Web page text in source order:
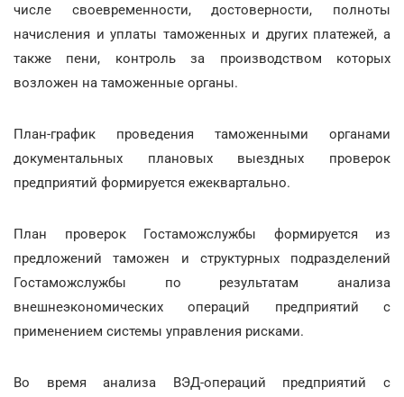
числе своевременности, достоверности, полноты
начисления и уплаты таможенных и других платежей, а
также пени, контроль за производством которых
возложен на таможенные органы.
План-график проведения таможенными органами
документальных плановых выездных проверок
предприятий формируется ежеквартально.
План проверок Гостаможслужбы формируется из
предложений таможен и структурных подразделений
Гостаможслужбы по результатам анализа
внешнеэкономических операций предприятий с
применением системы управления рисками.
Во время анализа ВЭД-операций предприятий с